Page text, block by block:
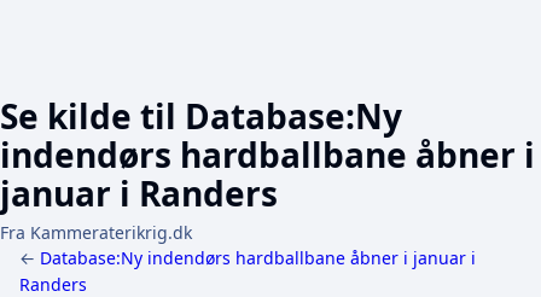
Se kilde til Database:Ny
indendørs hardballbane åbner i
januar i Randers
Fra Kammeraterikrig.dk
← Database:Ny indendørs hardballbane åbner i januar i
Randers